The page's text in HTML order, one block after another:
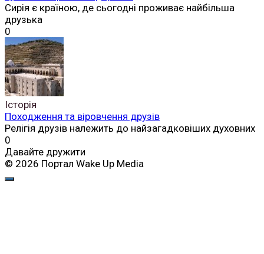
Сирія є країною, де сьогодні проживає найбільша
друзька
0
Історія
Походження та віровчення друзів
Релігія друзів належить до найзагадковіших духовних
0
Давайте дружити
© 2026 Портал Wake Up Media